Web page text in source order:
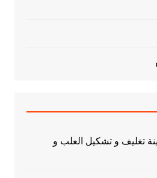
تغليف و تشكيل العلب و